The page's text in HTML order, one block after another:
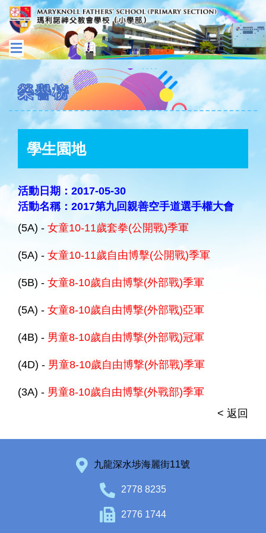
榮譽榜
學生園地
活動日期：2017-05-30
活動名稱：2017第九回親善空手道選手權大會
(5A) - 女童10-11歲套拳(公開戰)季軍
(5A) - 女童10-11歲自由博擊(公開戰)季軍
(5B) - 女童8-10歲自由博撃(外部戰)季軍
(5A) - 女童8-10歲自由博撃(外部戰)亞軍
(4B) - 男童8-10歲自由博撃(外部戰)冠軍
(4D) - 男童8-10歲自由博撃(外部戰)季軍
(3A) - 男童8-10歲自由博撃(外戰部)季軍
< 返回
九龍深水埗海麗街11號
2778 8235
2776 1744